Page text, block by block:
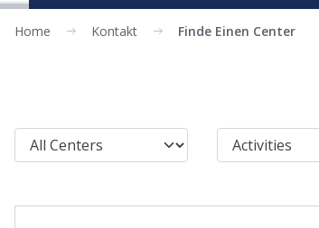
Home Kontakt Finde Einen Center